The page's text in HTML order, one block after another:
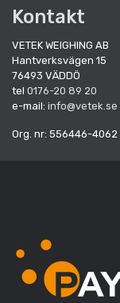
Kontakt
VETEK WEIGHING AB
Hantverksvägen 15
76493 VÄDDÖ
tel 0176-20 89 20
e-mail: info@vetek.se
Org. nr: 556446-4062